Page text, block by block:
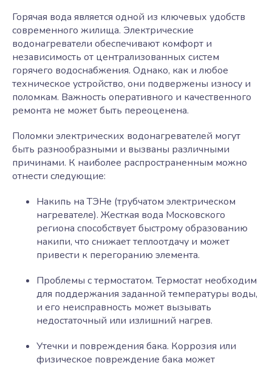
Горячая вода является одной из ключевых удобств
современного жилища. Электрические
водонагреватели обеспечивают комфорт и
независимость от централизованных систем
горячего водоснабжения. Однако, как и любое
техническое устройство, они подвержены износу и
поломкам. Важность оперативного и качественного
ремонта не может быть переоценена.
Поломки электрических водонагревателей могут
быть разнообразными и вызваны различными
причинами. К наиболее распространенным можно
отнести следующие:
Накипь на ТЭНе (трубчатом электрическом
нагревателе). Жесткая вода Московского
региона способствует быстрому образованию
накипи, что снижает теплоотдачу и может
привести к перегоранию элемента.
Проблемы с термостатом. Термостат необходим
для поддержания заданной температуры воды,
и его неисправность может вызывать
недостаточный или излишний нагрев.
Утечки и повреждения бака. Коррозия или
физическое повреждение бака может